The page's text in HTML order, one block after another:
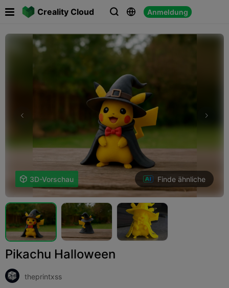
Creality Cloud   Anmeldung
 
 3D-Vorschau Finde ähnliche
Pikachu Halloween
theprintxss